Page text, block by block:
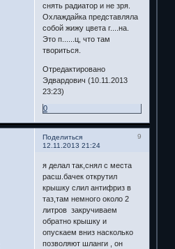
снять радиатор и не зря.
Охлаждайка представляла
собой жижу цвета г....на.
Это п......ц, что там
твориться.
Отредактировано
Эдвардович (10.11.2013
23:23)
0
Поделиться
9
12.11.2013 21:24
я делал так,снял с места
расш.бачек открутил
крышку слил антифриз в
таз,там немного около 2
литров закручиваем
обратно крышку и
опускаем вниз насколько
позволяют шланги , он